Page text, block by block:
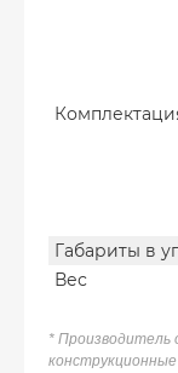
Габариты в
Вес
* Производитель